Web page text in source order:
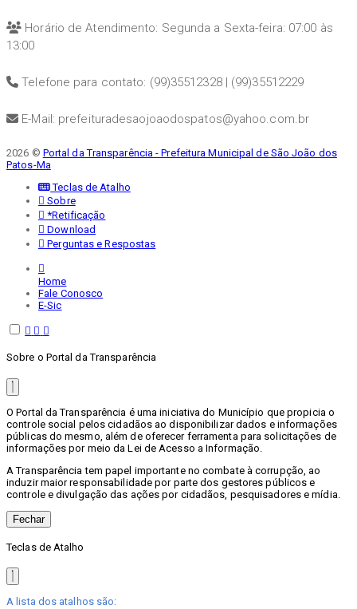
Horário de Atendimento: Segunda a Sexta-feira: 07:00 às
13:00
Telefone para contato: (99)35512328 | (99)35512229
E-Mail: prefeituradesaojoaodospatos@yahoo.com.br
2026 © Portal da Transparência - Prefeitura Municipal de São João dos
Patos-Ma
Teclas de Atalho
Sobre
*Retificação
Download
Perguntas e Respostas
Home
Fale Conosco
E-Sic
Sobre o Portal da Transparência
O Portal da Transparência é uma iniciativa do Município que propicia o
controle social pelos cidadãos ao disponibilizar dados e informações
públicas do mesmo, além de oferecer ferramenta para solicitações de
informações por meio da Lei de Acesso a Informação.
A Transparência tem papel importante no combate à corrupção, ao
induzir maior responsabilidade por parte dos gestores públicos e
controle e divulgação das ações por cidadãos, pesquisadores e mídia.
Fechar
Teclas de Atalho
A lista dos atalhos são: